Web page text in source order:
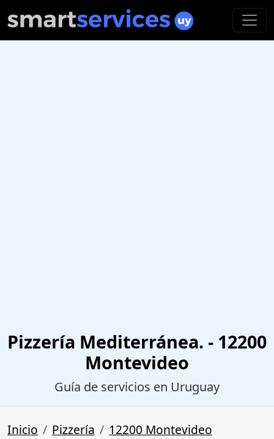
Pizzería Mediterránea. - 12200
Montevideo
Guía de servicios en Uruguay
Inicio Pizzería 12200 Montevideo